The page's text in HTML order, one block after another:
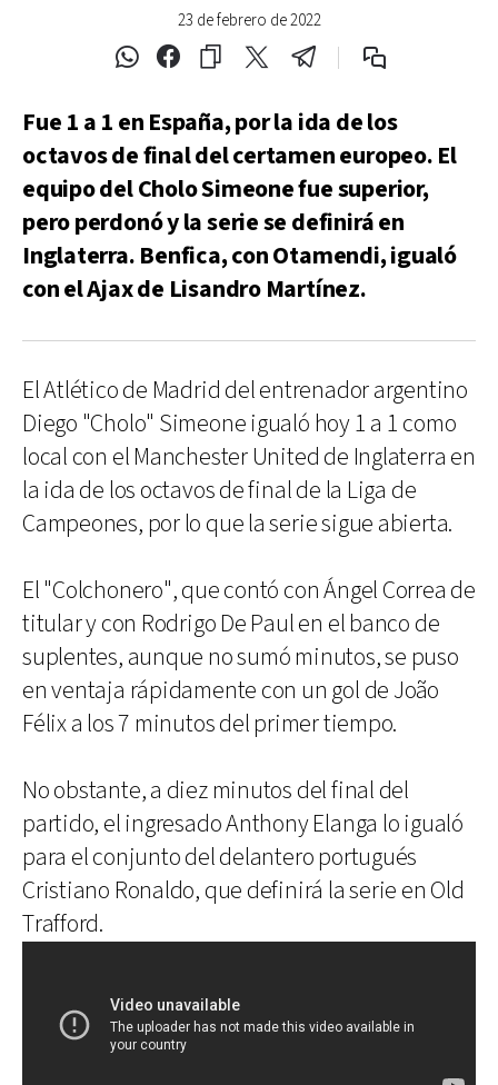
23 de febrero de 2022
Fue 1 a 1 en España, por la ida de los
octavos de final del certamen europeo. El
equipo del Cholo Simeone fue superior,
pero perdonó y la serie se definirá en
Inglaterra. Benfica, con Otamendi, igualó
con el Ajax de Lisandro Martínez.
El Atlético de Madrid del entrenador argentino
Diego "Cholo" Simeone igualó hoy 1 a 1 como
local con el Manchester United de Inglaterra en
la ida de los octavos de final de la Liga de
Campeones, por lo que la serie sigue abierta.
El "Colchonero", que contó con Ángel Correa de
titular y con Rodrigo De Paul en el banco de
suplentes, aunque no sumó minutos, se puso
en ventaja rápidamente con un gol de João
Félix a los 7 minutos del primer tiempo.
No obstante, a diez minutos del final del
partido, el ingresado Anthony Elanga lo igualó
para el conjunto del delantero portugués
Cristiano Ronaldo, que definirá la serie en Old
Trafford.